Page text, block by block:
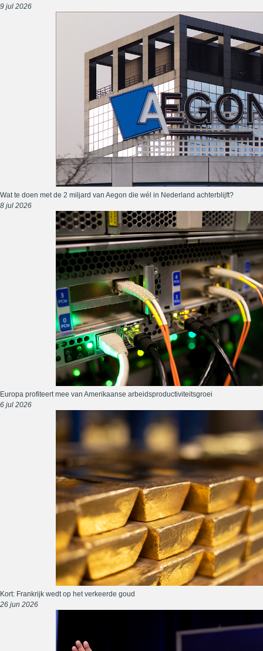
9 jul 2026
Wat te doen met de 2 miljard van Aegon die wél in Nederland achterblijft?
8 jul 2026
Europa profiteert mee van Amerikaanse arbeidsproductiviteitsgroei
6 jul 2026
Kort: Frankrijk wedt op het verkeerde goud
26 jun 2026